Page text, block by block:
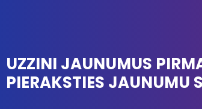
UZZINI JAUNUMUS
PIERAKSTIES JAUNUMU